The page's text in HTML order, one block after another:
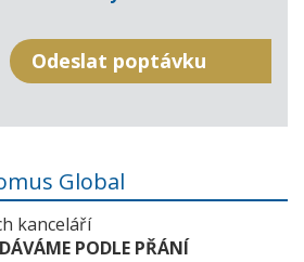
Global
kanceláří
PODLE PŘÁNÍ